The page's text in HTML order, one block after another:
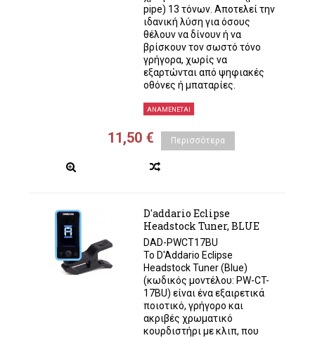
pipe) 13 τόνων. Αποτελεί την
ιδανική λύση για όσους
θέλουν να δίνουν ή να
βρίσκουν τον σωστό τόνο
γρήγορα, χωρίς να
εξαρτώνται από ψηφιακές
οθόνες ή μπαταρίες.
ΑΝΑΜΈΝΕΤΑΙ
11,50 € Περισσότερα
D'addario Eclipse
Headstock Tuner, BLUE
DAD-PWCT17BU
Το D'Addario Eclipse
Headstock Tuner (Blue)
(κωδικός μοντέλου: PW-CT-
17BU) είναι ένα εξαιρετικά
ποιοτικό, γρήγορο και
ακριβές χρωματικό
κουρδιστήρι με κλιπ, που